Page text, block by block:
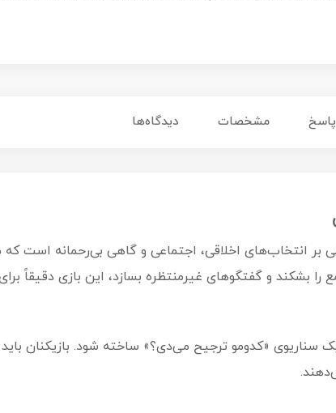
مشخصات دیدگاه‌ها
بشکند و گفتگوهای غیرمنتظره بسازد، این بازی دقیقاً
«کدومو ترجیح می‌دی؟» ساخته شود. بازیکنان